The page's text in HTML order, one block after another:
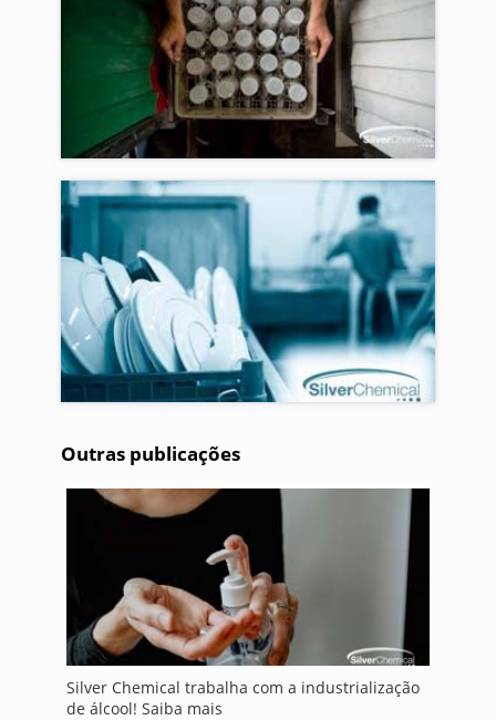
Outras publicações
Silver Chemical trabalha com a industrialização
de álcool! Saiba mais